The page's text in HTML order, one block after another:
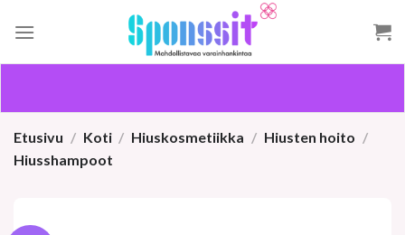
Etusivu / Koti / Hiuskosmetiikka / Hiusten hoito /
Hiusshampoot